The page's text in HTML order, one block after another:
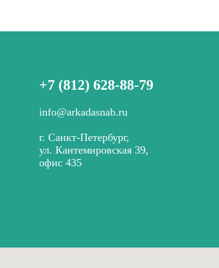
+7 (812) 628-88-79
info@arkadasnab.ru
г. Санкт-Петербург,
ул. Кантемировская 39,
офис 435